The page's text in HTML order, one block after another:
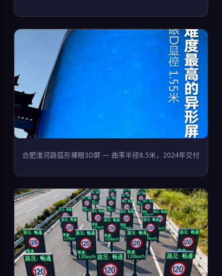
合肥淮河路弧形裸眼3D屏 — 曲率半径8.5米，2024年交付